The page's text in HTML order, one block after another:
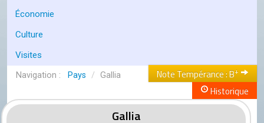
Géographie
Économie
Culture
Visites
Pays / Gallia Note Tempérance : B+
Historique
Gallia